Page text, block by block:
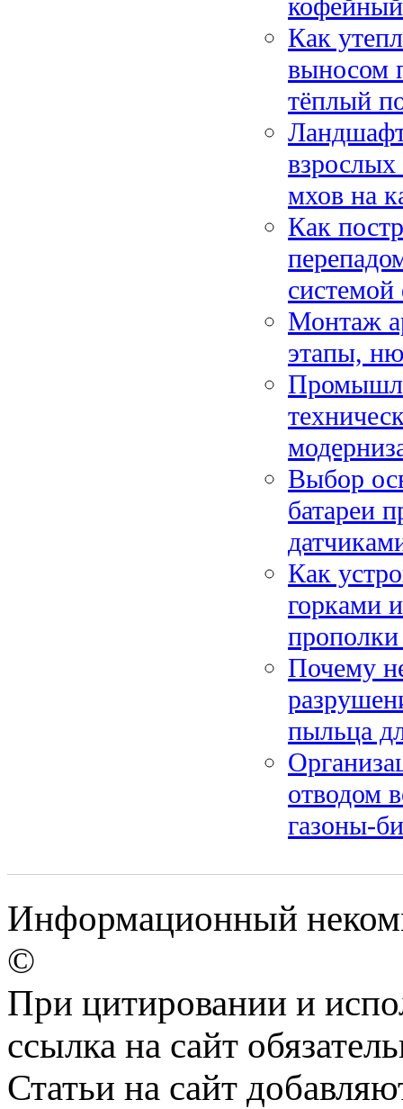
Как
выносом
тёплый
взрослых
мхов на
Как
Монтаж
этапы,
Выбор
батареи
Как
горками
Почему
пыльца
отводом
газоны-
Информационный
©
При цитировании и
ссылка на сайт
Статьи на сайт